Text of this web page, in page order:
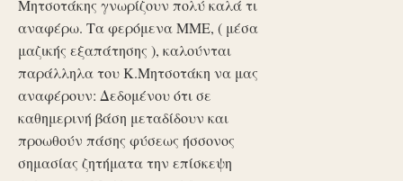
Μητσοτάκης γνωρίζουν πολύ καλά τι
αναφέρω. Τα φερόμενα ΜΜΕ, ( μέσα
μαζικής εξαπάτησης ), καλούνται
παράλληλα του Κ.Μητσοτάκη να μας
αναφέρουν: Δεδομένου ότι σε
καθημερινή βάση μεταδίδουν και
προωθούν πάσης φύσεως ήσσονος
σημασίας ζητήματα την επίσκεψη